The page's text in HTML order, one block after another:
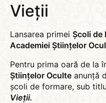
Vieții
Lansarea primei Școli de
Academiei Științelor
Pentru prima oară de la
Științelor Oculte anunță
școli de formare, sub
Vieții.